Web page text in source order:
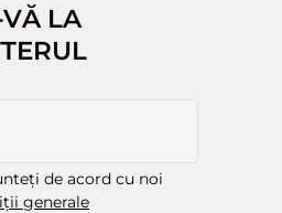
LA
de acord cu noi
generale